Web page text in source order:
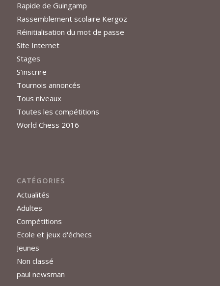
Rapide de Guingamp
Rassemblement scolaire Kergoz
Réinitialisation du mot de passe
Site Internet
Stages
S’inscrire
Tournois annoncés
Tous niveaux
Toutes les compétitions
World Chess 2016
CATÉGORIES
Actualités
Adultes
Compétitions
Ecole et jeux d'échecs
Jeunes
Non classé
paul newsman